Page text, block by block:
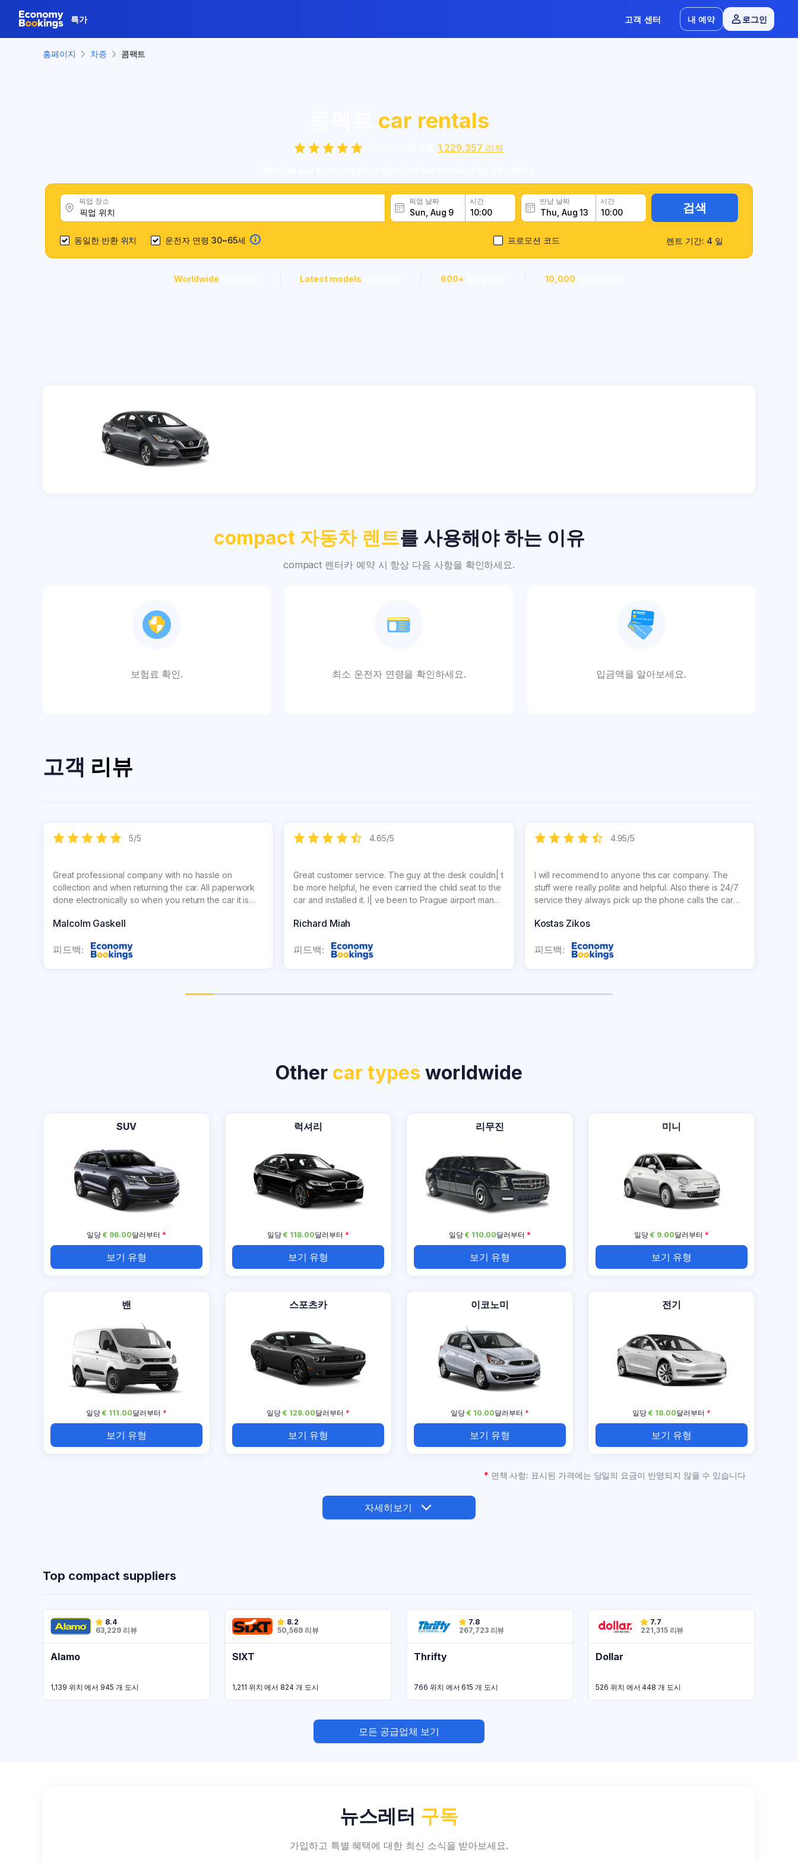
특가 고객 센터 내 예약 로그인
홈페이지 차종 콤팩트
car rentals
1,229,357 리뷰
픽업 장소 픽업 날짜 시간 반납 날짜 시간 검색
렌트 기간: 4 일
동일한 반환 위치 운전자 연령 30~65세 프로모션 코드
Worldwide Latest models 600+ 10,000
compact 자동차 렌트를 사용해야 하는 이유
compact 렌터카 예약 시 항상 다음 사항을 확인하세요.
보험료 확인. 최소 운전자 연령을 확인하세요. 입금액을 알아보세요.
고객 리뷰
5/5
Great professional company with no hassle on
collection and when returning the car. All paperwork
done electronically so when you return the car it is
get an immediate e mail for confirmation which gives
Malcolm Gaskell
피드백:
4.65/5
Great customer service. The guy at the desk couldn| t
be more helpful, he even carried the child seat to the
car and installed it. I| ve been to Prague airport many
service. The ""big"" companies should take a few
Richard Miah
피드백:
4.95/5
I will recommend to anyone this car company. The
stuff were really polite and helpful. Also there is 24/7
service they always pick up the phone calls the car
Kostas Zikos
피드백:
Other car types worldwide
SUV
일당€ 96.00달러부터 *
보기 유형
럭셔리
일당€ 118.00달러부터 *
보기 유형
리무진
일당 € 110.00달러부터 *
보기 유형
미니
일당€ 9.00달러부터 *
보기 유형
밴
일당€ 111.00달러부터 *
보기 유형
스포츠카
일당€ 128.00달러부터 *
보기 유형
이코노미
일당 € 10.00달러부터 *
보기 유형
전기
일당€ 18.00달러부터 *
보기 유형
* 면책 사항: 표시된 가격에는 당일의 요금이 반영되지 않을 수 있습니다
자세히보기
Top compact suppliers
8.4
63,229 리뷰
Alamo
1,139 위치 에서 945 개 도시
8.2
50,569 리뷰
SIXT
1,211 위치 에서 824 개 도시
7.8
267,723 리뷰
Thrifty
766 위치 에서 615 개 도시
7.7
221,315 리뷰
Dollar
526 위치 에서 448 개 도시
모든 공급업체 보기
뉴스레터 구독
가입하고 특별 혜택에 대한 최신 소식을 받아보세요.